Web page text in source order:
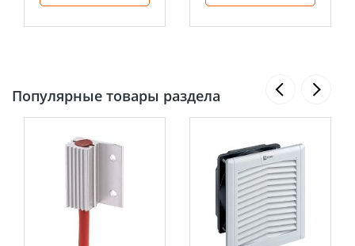
Популярные товары раздела